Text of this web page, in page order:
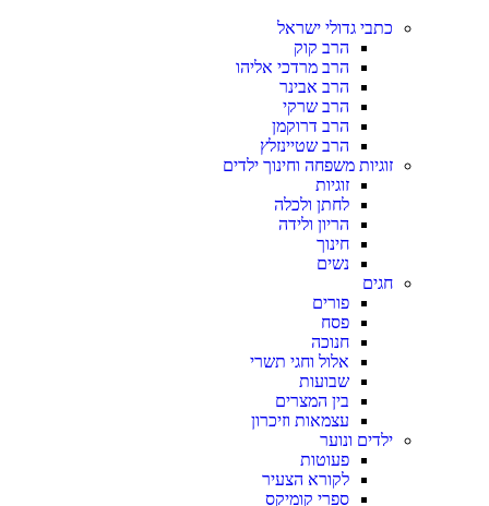
כתבי גדולי ישראל
הרב קוק
הרב מרדכי אליהו
הרב אבינר
הרב שרקי
הרב דרוקמן
הרב שטיינזלץ
זוגיות משפחה וחינוך ילדים
זוגיות
לחתן ולכלה
הריון ולידה
חינוך
נשים
חגים
פורים
פסח
חנוכה
אלול וחגי תשרי
שבועות
בין המצרים
עצמאות וזיכרון
ילדים ונוער
פעוטות
לקורא הצעיר
ספרי קומיקס